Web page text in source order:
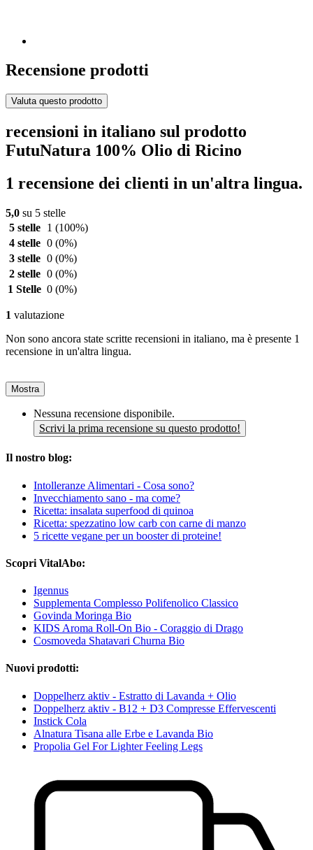
Recensione prodotti
Valuta questo prodotto
recensioni in italiano sul prodotto
FutuNatura 100% Olio di Ricino
1 recensione dei clienti in un'altra lingua.
5,0 su 5 stelle
5 stelle
1 (100%)
4 stelle 0 (0%)
3 stelle 0 (0%)
2 stelle 0 (0%)
1 Stelle 0 (0%)
1 valutazione
Non sono ancora state scritte recensioni in italiano, ma è presente 1
recensione in un'altra lingua.
Mostra
Nessuna recensione disponibile.
Scrivi la prima recensione su questo prodotto!
Il nostro blog:
Intolleranze Alimentari - Cosa sono?
Invecchiamento sano - ma come?
Ricetta: insalata superfood di quinoa
Ricetta: spezzatino low carb con carne di manzo
5 ricette vegane per un booster di proteine!
Scopri VitalAbo:
Igennus
Supplementa Complesso Polifenolico Classico
Govinda Moringa Bio
KIDS Aroma Roll-On Bio - Coraggio di Drago
Cosmoveda Shatavari Churna Bio
Nuovi prodotti:
Doppelherz aktiv - Estratto di Lavanda + Olio
Doppelherz aktiv - B12 + D3 Compresse Effervescenti
Instick Cola
Alnatura Tisana alle Erbe e Lavanda Bio
Propolia Gel For Lighter Feeling Legs